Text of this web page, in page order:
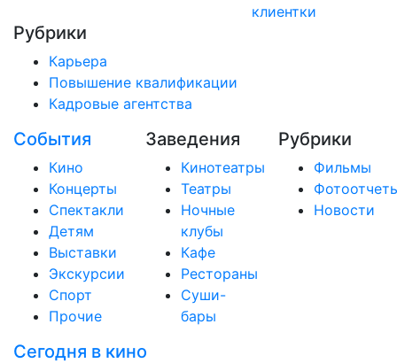
клиентки
Рубрики
Карьера
Повышение квалификации
Кадровые агентства
События
Кино
Концерты
Спектакли
Детям
Выставки
Экскурсии
Спорт
Прочие
Заведения
Кинотеатры
Театры
Ночные
клубы
Кафе
Рестораны
Суши-
бары
Рубрики
Фильмы
Новости
Сегодня в кино